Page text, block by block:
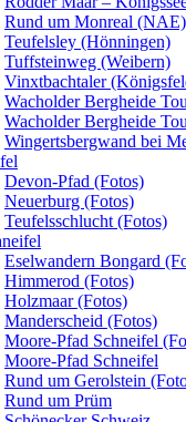
Rund um Monreal (NAE)
Teufelsley (Hönningen)
Tuffsteinweg (Weibern)
Vinxtbachtaler
Wacholder Bergheide
Wacholder Bergheide
Wingertsbergwand bei
Devon-Pfad (Fotos)
Neuerburg (Fotos)
Teufelsschlucht (Fotos)
Eselwandern Bongard
Himmerod (Fotos)
Holzmaar (Fotos)
Manderscheid (Fotos)
Moore-Pfad Schneifel
Moore-Pfad Schneifel
Rund um Gerolstein
Rund um Prüm